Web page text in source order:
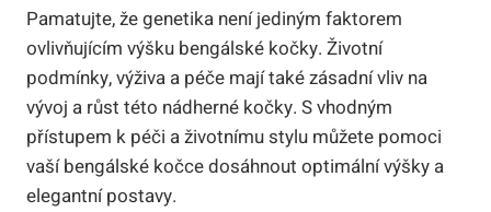
Pamatujte, že genetika není jediným faktorem
ovlivňujícím výšku bengálské kočky. Životní
podmínky, výživa a péče mají také zásadní vliv na
vývoj a růst této nádherné kočky. S vhodným
přístupem k péči a životnímu stylu můžete pomoci
vaší bengálské kočce dosáhnout optimální výšky a
elegantní postavy.